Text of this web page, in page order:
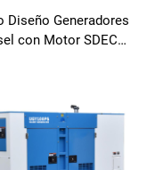
Diseño Generadores
con Motor SDEC